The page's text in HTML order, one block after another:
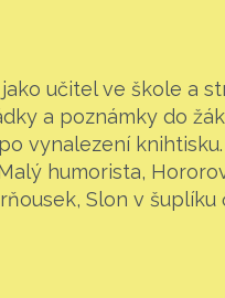
učitel ve škole a
a poznámky do
vynalezení
humorista,
Slon v šuplíku